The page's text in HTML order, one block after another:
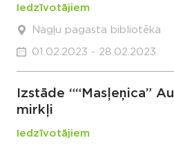
Iedzīvotājiem
Nagļu pagasta bibliotēka
01.02.2023 - 28.02.2023
Izstāde ““Masļeņica”
mirkļi
Iedzīvotājiem